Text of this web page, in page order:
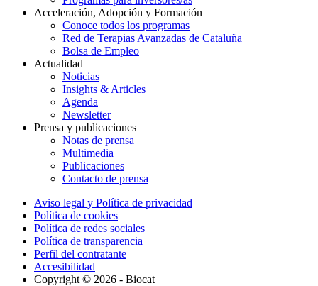
Acceleración, Adopción y Formación
Conoce todos los programas
Red de Terapias Avanzadas de Cataluña
Bolsa de Empleo
Actualidad
Noticias
Insights & Articles
Agenda
Newsletter
Prensa y publicaciones
Notas de prensa
Multimedia
Publicaciones
Contacto de prensa
Aviso legal y Política de privacidad
Política de cookies
Política de redes sociales
Política de transparencia
Perfil del contratante
Accesibilidad
Copyright © 2026 - Biocat